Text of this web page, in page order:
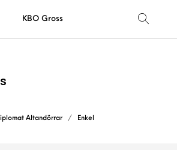
KBO Gross
Altandörrar / Enkel